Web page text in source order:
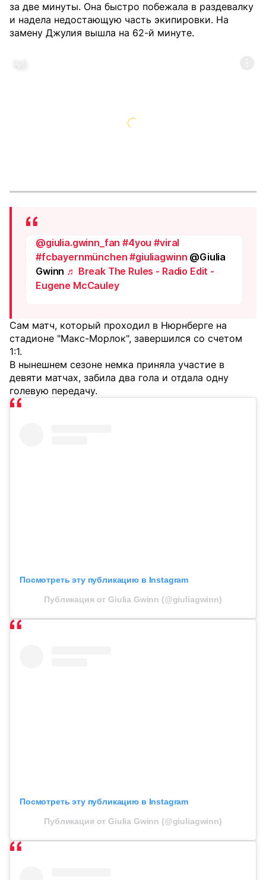
за две минуты. Она быстро побежала в раздевалку
и надела недостающую часть экипировки. На
замену Джулия вышла на 62-й минуте.
@giulia.gwinn_fan #4you #viral
#fcbayernmünchen #giuliagwinn @Giulia
Gwinn ♬ Break The Rules - Radio Edit -
Eugene McCauley
Сам матч, который проходил в Нюрнберге на
стадионе "Макс-Морлок", завершился со счетом
1:1.
В нынешнем сезоне немка приняла участие в
девяти матчах, забила два гола и отдала одну
голевую передачу.
Посмотреть эту публикацию в Instagram
Публикация от Giulia Gwinn (@giuliagwinn)
Посмотреть эту публикацию в Instagram
Публикация от Giulia Gwinn (@giuliagwinn)